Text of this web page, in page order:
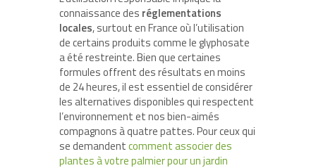
connaissance des réglementations
locales, surtout en France où l’utilisation
de certains produits comme le glyphosate
a été restreinte. Bien que certaines
formules offrent des résultats en moins
de 24 heures, il est essentiel de considérer
les alternatives disponibles qui respectent
l’environnement et nos bien-aimés
compagnons à quatre pattes. Pour ceux qui
se demandentcomment associer des
plantes à votre palmier pour un jardin